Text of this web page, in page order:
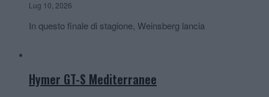
Lug 10, 2026
In questo finale di stagione, Weinsberg lancia
Hymer GT-S Mediterranee